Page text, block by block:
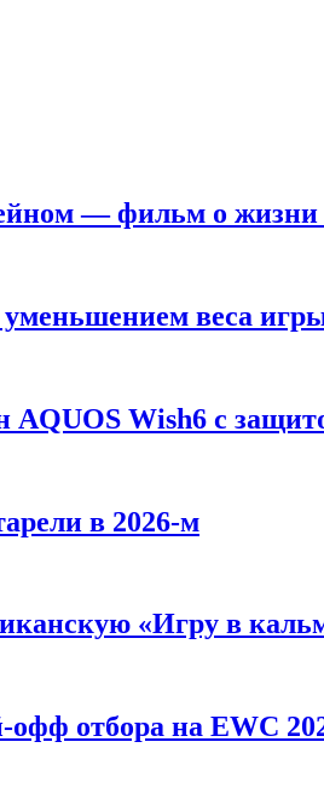
— фильм о жизни
веса
AQUOS Wish6 с
в 2026-м
«Игру в
отбора на EWC